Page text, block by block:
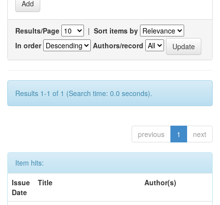
Results/Page | Sort items by
In order
Authors/record
Results 1-1 of 1 (Search time: 0.0 seconds).
previous 1 next
Item hits:
Issue
Date
Title Author(s)